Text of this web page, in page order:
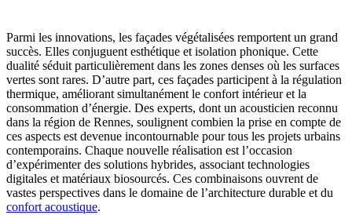
Parmi les innovations, les façades végétalisées remportent un grand
succès. Elles conjuguent esthétique et isolation phonique. Cette
dualité séduit particulièrement dans les zones denses où les surfaces
vertes sont rares. D’autre part, ces façades participent à la régulation
thermique, améliorant simultanément le confort intérieur et la
consommation d’énergie. Des experts, dont un acousticien reconnu
dans la région de Rennes, soulignent combien la prise en compte de
ces aspects est devenue incontournable pour tous les projets urbains
contemporains. Chaque nouvelle réalisation est l’occasion
d’expérimenter des solutions hybrides, associant technologies
digitales et matériaux biosourcés. Ces combinaisons ouvrent de
vastes perspectives dans le domaine de l’architecture durable et du
confort acoustique.